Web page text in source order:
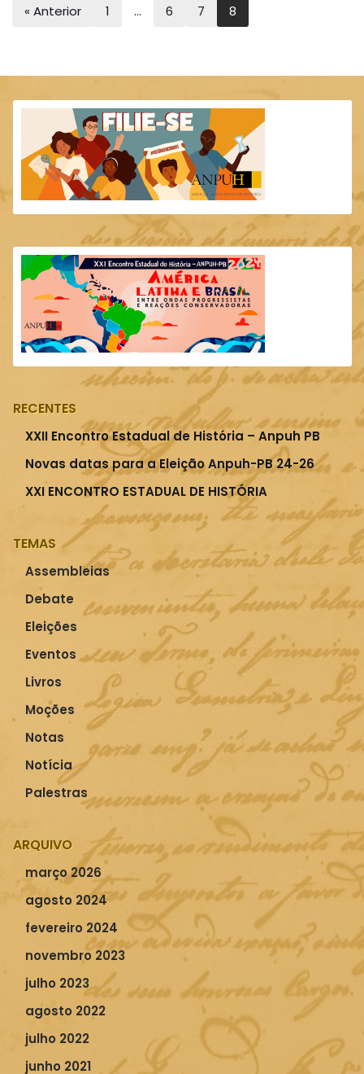
« Anterior 1 … 6 7 8
RECENTES
XXII Encontro Estadual de História – Anpuh PB
Novas datas para a Eleição Anpuh-PB 24-26
XXI ENCONTRO ESTADUAL DE HISTÓRIA
TEMAS
Assembleias
Debate
Eleições
Eventos
Livros
Moções
Notas
Notícia
Palestras
ARQUIVO
março 2026
agosto 2024
fevereiro 2024
novembro 2023
julho 2023
agosto 2022
julho 2022
junho 2021